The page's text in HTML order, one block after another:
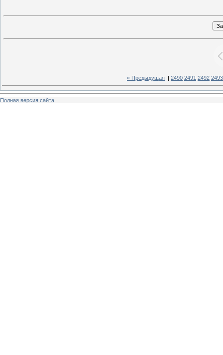
« Предыдущая 2490 2491 2492 2493
Полная версия сайта